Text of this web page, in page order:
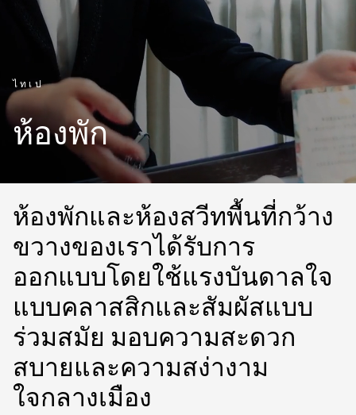
ไทเป
ห้องพัก
ห้องพักและห้องสวีทพื้นที่กว้าง
ขวางของเราได้รับการ
ออกแบบโดยใช้แรงบันดาลใจ
แบบคลาสสิกและสัมผัสแบบ
ร่วมสมัย มอบความสะดวก
สบายและความสง่างาม
ใจกลางเมือง